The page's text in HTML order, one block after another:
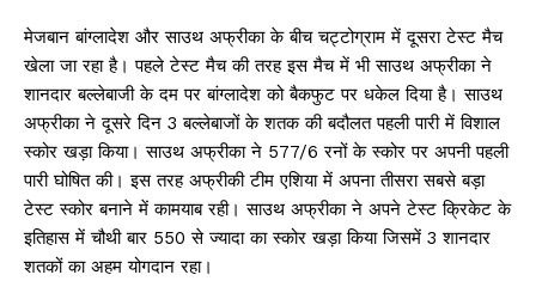
मेजबान बांग्लादेश और साउथ अफ्रीका के बीच चट्टोग्राम में दूसरा टेस्ट मैच
खेला जा रहा है। पहले टेस्ट मैच की तरह इस मैच में भी साउथ अफ्रीका ने
शानदार बल्लेबाजी के दम पर बांग्लादेश को बैकफुट पर धकेल दिया है। साउथ
अफ्रीका ने दूसरे दिन 3 बल्लेबाजों के शतक की बदौलत पहली पारी में विशाल
स्कोर खड़ा किया। साउथ अफ्रीका ने 577/6 रनों के स्कोर पर अपनी पहली
पारी घोषित की। इस तरह अफ्रीकी टीम एशिया में अपना तीसरा सबसे बड़ा
टेस्ट स्कोर बनाने में कामयाब रही। साउथ अफ्रीका ने अपने टेस्ट क्रिकेट के
इतिहास में चौथी बार 550 से ज्यादा का स्कोर खड़ा किया जिसमें 3 शानदार
शतकों का अहम योगदान रहा।